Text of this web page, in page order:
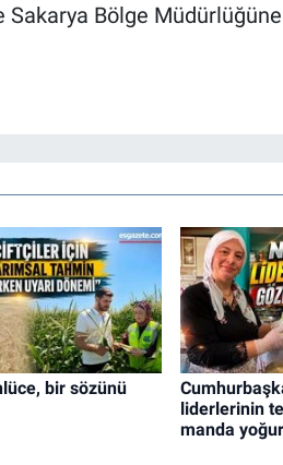
Bölge
bir sözünü
liderlerinin
manda